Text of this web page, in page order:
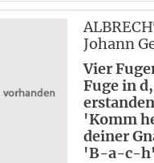
Johann
Vier
Fuge in
'Komm
deiner
'B-a-c-